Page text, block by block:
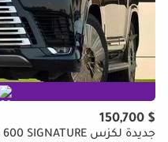
$ 150,700
جديدة لكزس LX 600 SIGNATURE